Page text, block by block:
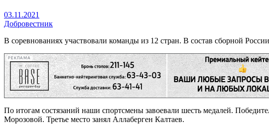
03.11.2021
Добровестник
В соревнованиях участвовали команды из 12 стран. В состав сборной
РЕКЛАМА
По итогам состязаний наши спортсмены завоевали шесть медалей.
Морозовой. Третье место занял Аллаберген Калтаев.